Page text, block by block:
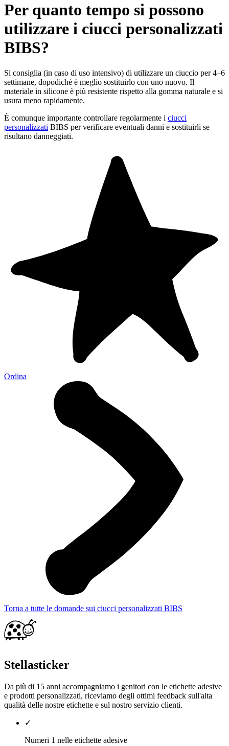
Per quanto tempo si possono
utilizzare i ciucci personalizzati
BIBS?
Si consiglia (in caso di uso intensivo) di utilizzare un ciuccio per 4–6
settimane, dopodiché è meglio sostituirlo con uno nuovo. Il
materiale in silicone è più resistente rispetto alla gomma naturale e si
usura meno rapidamente.
È comunque importante controllare regolarmente i ciucci
personalizzati BIBS per verificare eventuali danni e sostituirli se
risultano danneggiati.
Ordina
Torna a tutte le domande sui ciucci personalizzati BIBS
Stellasticker
Da più di 15 anni accompagniamo i genitori con le etichette adesive
e prodotti personalizzati, riceviamo degli ottimi feedback sull'alta
qualità delle nostre etichette e sul nostro servizio clienti.
✓
Numeri 1 nelle etichette adesive